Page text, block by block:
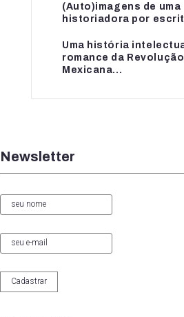
(Auto)imagens de uma
historiadora por
Uma história
romance da Revolução
Mexicana...
(Auto)imagens de uma
historiadora por
Uma história
romance da...
Newsletter